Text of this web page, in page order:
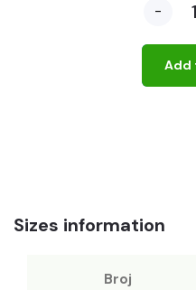
-
Add
Sizes information
Broj